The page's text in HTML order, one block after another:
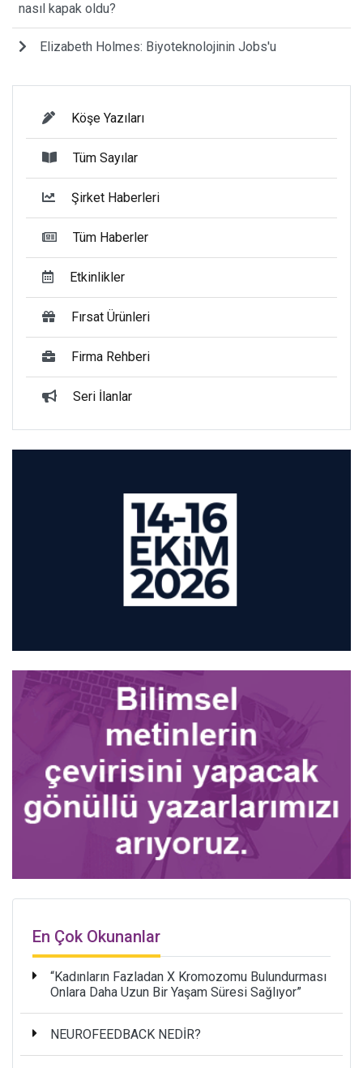
nasıl kapak oldu?
Elizabeth Holmes: Biyoteknolojinin Jobs'u
Köşe Yazıları
Tüm Sayılar
Şirket Haberleri
Tüm Haberler
Etkinlikler
Fırsat Ürünleri
Firma Rehberi
Seri İlanlar
En Çok Okunanlar
“Kadınların Fazladan X Kromozomu Bulundurması
Onlara Daha Uzun Bir Yaşam Süresi Sağlıyor”
NEUROFEEDBACK NEDİR?